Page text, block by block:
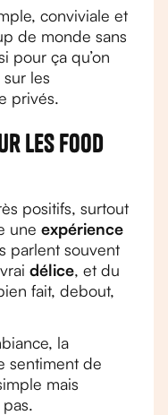
conviviale et
de monde sans
pour ça qu’on
les
privés.
les food
positifs, surtout
une expérience
parlent souvent
délice, et du
fait, debout,
la
sentiment de
mais